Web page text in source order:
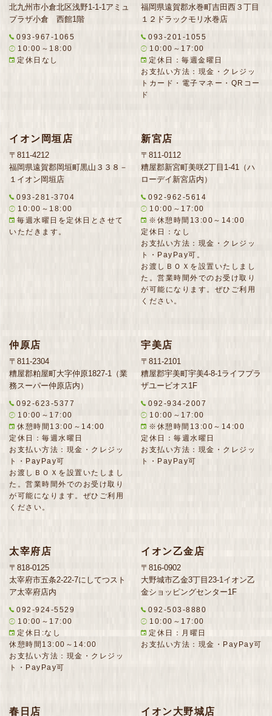
北九州市小倉北区浅野1-1-1アミュ
プラザ小倉 西館1階
093-967-1065
10:00～18:00
定休日なし
福岡県遠賀郡水巻町吉田西３丁目
１２ドラックモリ水巻店
093-201-1055
10:00～17:00
定休日：毎週金曜日
お支払い方法：現金・クレジッ
トカード・電子マネー・QRコー
ド
イオン岡垣店
〒811-4212
福岡県遠賀郡岡垣町黒山３３８－
１イオン岡垣店
093-281-3704
10:00～18:00
毎週水曜日を定休日とさせて
いただきます。
新宮店
〒811-0112
糟屋郡新宮町美咲2丁目1-41（ハ
ローデイ新宮店内）
092-962-5614
10:00～17:00
※休憩時間13:00～14:00
定休日：なし
お支払い方法：現金・クレジッ
ト・PayPay可。
お渡しＢＯＸを設置いたしまし
た。営業時間外でのお受け取り
が可能になります。ぜひご利用
ください。
仲原店
〒811-2304
糟屋郡粕屋町大字仲原1827-1（業
務スーパー仲原店内）
092-623-5377
10:00～17:00
休憩時間13:00～14:00
定休日：毎週水曜日
お支払い方法：現金・クレジッ
ト・PayPay可
お渡しＢＯＸを設置いたしまし
た。営業時間外でのお受け取り
が可能になります。ぜひご利用
ください。
宇美店
〒811-2101
糟屋郡宇美町宇美4-8-1ライフプラ
ザユービオス1F
092-934-2007
10:00～17:00
※休憩時間13:00～14:00
定休日：毎週水曜日
お支払い方法：現金・クレジッ
ト・PayPay可
太宰府店
〒818-0125
太宰府市五条2-22-7にしてつスト
ア太宰府店内
092-924-5529
10:00～17:00
定休日:なし
休憩時間13:00～14:00
お支払い方法：現金・クレジッ
ト・PayPay可
イオン乙金店
〒816-0902
大野城市乙金3丁目23-1イオン乙
金ショッピングセンター1F
092-503-8880
10:00～17:00
定休日：月曜日
お支払い方法：現金・PayPay可
春日店 イオン大野城店